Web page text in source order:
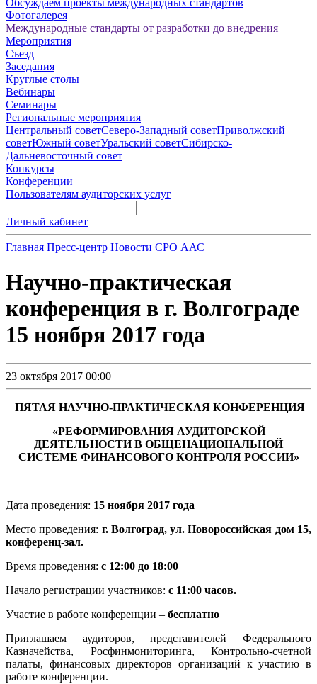
Обсуждаем проекты международных стандартов
Фотогалерея
Международные стандарты от разработки до внедрения
Мероприятия
Съезд
Заседания
Круглые столы
Вебинары
Семинары
Региональные мероприятия
Центральный советСеверо-Западный советПриволжский
советЮжный советУральский советСибирско-
Дальневосточный совет
Конкурсы
Конференции
Пользователям аудиторских услуг
Личный кабинет
Главная Пресс-центр Новости СРО ААС
Научно-практическая
конференция в г. Волгограде
15 ноября 2017 года
23 октября 2017 00:00
ПЯТАЯ НАУЧНО-ПРАКТИЧЕСКАЯ КОНФЕРЕНЦИЯ
«РЕФОРМИРОВАНИЯ АУДИТОРСКОЙ
ДЕЯТЕЛЬНОСТИ В ОБЩЕНАЦИОНАЛЬНОЙ
СИСТЕМЕ ФИНАНСОВОГО КОНТРОЛЯ РОССИИ»
Дата проведения: 15 ноября 2017 года
Место проведения: г. Волгоград, ул. Новороссийская дом 15,
конференц-зал.
Время проведения: с 12:00 до 18:00
Начало регистрации участников: с 11:00 часов.
Участие в работе конференции – бесплатно
Приглашаем аудиторов, представителей Федерального
Казначейства, Росфинмониторинга, Контрольно-счетной
палаты, финансовых директоров организаций к участию в
работе конференции.